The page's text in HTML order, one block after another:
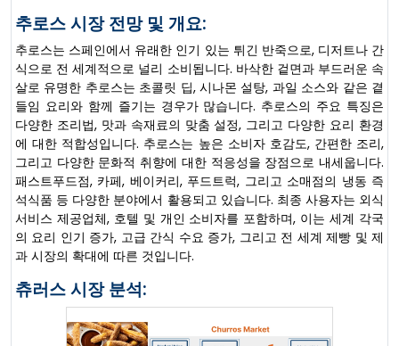
추로스 시장 전망 및 개요:
추로스는 스페인에서 유래한 인기 있는 튀긴 반죽으로, 디저트나 간
식으로 전 세계적으로 널리 소비됩니다. 바삭한 겉면과 부드러운 속
살로 유명한 추로스는 초콜릿 딥, 시나몬 설탕, 과일 소스와 같은 곁
들임 요리와 함께 즐기는 경우가 많습니다. 추로스의 주요 특징은
다양한 조리법, 맛과 속재료의 맞춤 설정, 그리고 다양한 요리 환경
에 대한 적합성입니다. 추로스는 높은 소비자 호감도, 간편한 조리,
그리고 다양한 문화적 취향에 대한 적응성을 장점으로 내세웁니다.
패스트푸드점, 카페, 베이커리, 푸드트럭, 그리고 소매점의 냉동 즉
석식품 등 다양한 분야에서 활용되고 있습니다. 최종 사용자는 외식
서비스 제공업체, 호텔 및 개인 소비자를 포함하며, 이는 세계 각국
의 요리 인기 증가, 고급 간식 수요 증가, 그리고 전 세계 제빵 및 제
과 시장의 확대에 따른 것입니다.
츄러스 시장 분석: